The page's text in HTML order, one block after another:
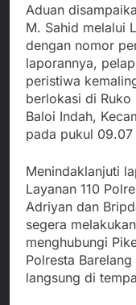
Aduan
M. Sahid melalui
dengan nomor
laporannya,
peristiwa
berlokasi di
Baloi Indah,
pada pukul 09.07
Menindaklanjuti
Layanan 110
Adriyan dan
segera
menghubungi
Polresta
langsung di